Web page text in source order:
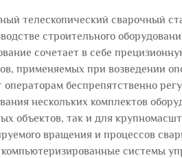
телескопический сварочный
строительного
сочетает в себе
применяемых при возведении
операторам беспрепятственно
нескольких комплектов
объектов, так и для
вращения и процессов
системы